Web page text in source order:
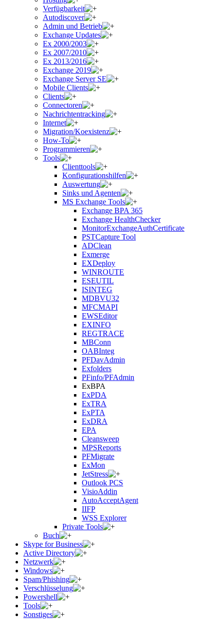
Verfügbarkeit
Autodiscover
Admin und Betrieb
Exchange Updates
Ex 2000/2003
Ex 2007/2010
Ex 2013/2016
Exchange 2019
Exchange Server SE
Mobile Clients
Clients
Connectoren
Nachrichtentracking
Internet
Migration/Koexistenz
How-To
Programmieren
Tools
Clienttools
Konfigurationshilfen
Auswertung
Sinks und Agenten
MS Exchange Tools
Exchange BPA 365
Exchange HealthChecker
MonitorExchangeAuthCertificate
PSTCapture Tool
ADClean
Exmerge
EXDeploy
WINROUTE
ESEUTIL
ISINTEG
MDBVU32
MFCMAPI
EWSEditor
EXINFO
REGTRACE
MBConn
OABInteg
PFDavAdmin
Exfolders
PFinfo/PFAdmin
ExBPA
ExPDA
ExTRA
ExPTA
ExDRA
EPA
Cleansweep
MPSReports
PFMigrate
ExMon
JetStress
Outlook PCS
VisioAddin
AutoAcceptAgent
IIFP
WSS Explorer
Private Tools
Buch
Skype for Business
Active Directory
Netzwerk
Windows
Spam/Phishing
Verschlüsselung
Powershell
Tools
Sonstiges